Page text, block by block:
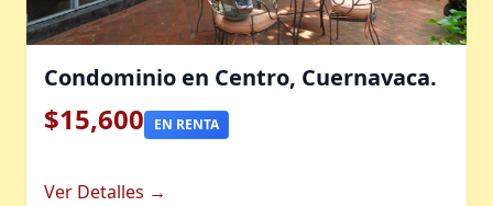
Condominio en Centro, Cuernavaca.
$15,600 EN RENTA
Ver Detalles →